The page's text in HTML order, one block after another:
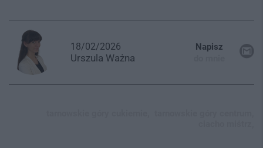
18/02/2026
Urszula Ważna
Napisz